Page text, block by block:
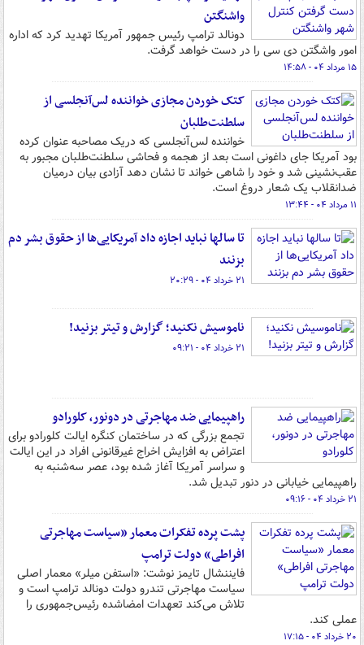
واشنگتن
دونالد ترامپ رئیس جمهور آمریکا تهدید کرد که اداره
امور واشگتن دی سی را در دست خواهد گرفت.
۱۵ مرداد ۰۴ - ۱۴:۵۸
کتک خوردن مجازی خواننده لس‌آنجلسی از
سلطنت‌طلبان
خواننده لس‌آنجلسی که دریک مصاحبه عنوان کرده
بود آمریکا جای داغونی است بعد از هجمه و فحاشی سلطنت‌طلبان مجبور به
عقب‌نشینی شد و خود را شاهی خواند تا نشان دهد آزادی بیان درمیان
ضدانقلاب یک شعار دروغ است.
۱۱ مرداد ۰۴ - ۱۳:۴۴
تا سالها نباید اجازه داد آمریکایی‌ها از حقوق بشر دم
بزنند
۲۱ خرداد ۰۴ - ۲۰:۲۹
ناموسیش نکنید؛ گزارش و تیتر بزنید!
۲۱ خرداد ۰۴ - ۰۹:۲۱
راهپیمایی ضد مهاجرتی در دونور، کلورادو
تجمع بزرگی که در ساختمان کنگره ایالت کلورادو برای
اعتراض به افزایش اخراج غیرقانونی افراد در این ایالت
و سراسر آمریکا آغاز شده بود، عصر سه‌شنبه به
راهپیمایی خیابانی در دنور تبدیل شد.
۲۱ خرداد ۰۴ - ۰۹:۱۶
پشت پرده تفکرات معمار «سیاست مهاجرتی
افراطی» دولت ترامپ
فایننشال تایمز نوشت: «استفن میلر» معمار اصلی
سیاست مهاجرتی تندرو دولت دونالد ترامپ است و
تلاش می‌کند تعهدات امضاشده رئیس‌جمهوری را
عملی کند.
۲۰ خرداد ۰۴ - ۱۷:۱۵